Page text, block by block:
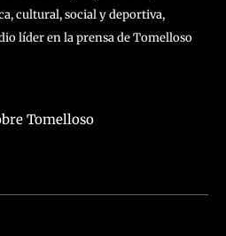
cultural, social y deportiva,
líder en la prensa de Tomelloso
Tomelloso